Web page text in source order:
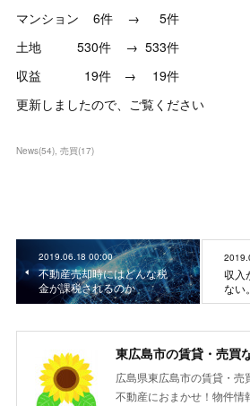
マンション 6件 → 5件
土地 530件 → 533件
収益 19件 → 19件
更新しましたので、ご覧ください
News(54) 売買(17)
2019.06.18 00:00
不動産売却時にはどんな税
金が課税されるのか
収入
ない
東広島市の賃貸・売買
広島県東広島市の賃貸・売
不動産におまかせ！物件情